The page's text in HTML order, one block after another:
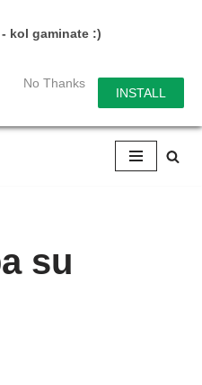
kol gaminate :)
No Thanks
INSTALL
su